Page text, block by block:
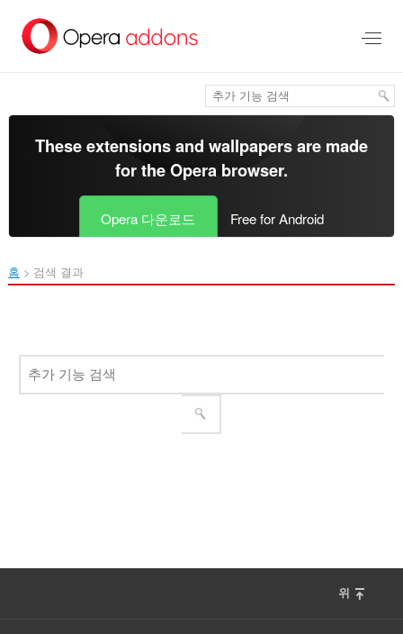
건
These extensions and wallpapers are made
for theOpera browser.
Opera 다운로드 Free for Android
홈 검색 결과
위